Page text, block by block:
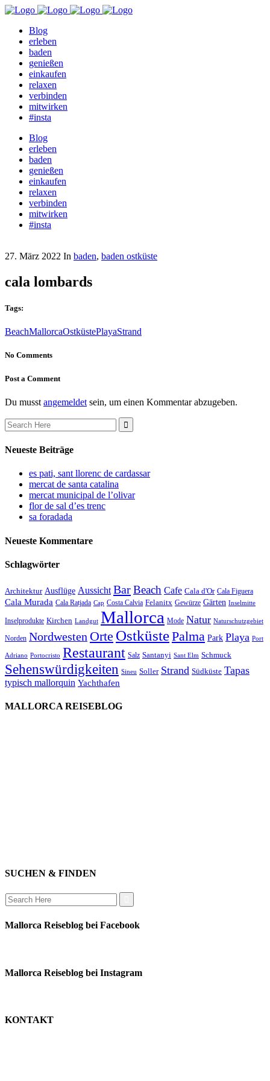
Blog
erleben
baden
genießen
einkaufen
relaxen
verbinden
mitwirken
#insta
Blog
erleben
baden
genießen
einkaufen
relaxen
verbinden
mitwirken
#insta
27. März 2022 In baden, baden ostküste
cala lombards
Tags:
BeachMallorcaOstküstePlayaStrand
No Comments
Post a Comment
Du musst angemeldet sein, um einen Kommentar abzugeben.
Search
for:
Neueste Beiträge
es pati, sant llorenc de cardassar
mercat de santa catalina
mercat municipal de l’olivar
flor de sal d’es trenc
sa foradada
Neueste Kommentare
Schlagwörter
Architektur Ausflüge Aussicht BarBeach Cafe Cala d'Or Cala Figuera
Cala Murada Cala Ratjada Cap Costa Calvia Felanitx Gewürze Gärten Inselmitte
Inselprodukte Kirchen Landgut Mallorca Mode Natur Naturschutzgebiet
Norden Nordwesten Orte OstküstePalma Park Playa Port
Adriano Portocristo Restaurant Salz Santanyi Sant Elm Schmuck
Sehenswürdigkeiten Sineu Soller Strand Südküste Tapas
typisch mallorquin Yachthafen
MALLORCA REISEBLOG
SUCHEN & FINDEN
Search
for:
Mallorca Reiseblog bei Facebook
Mallorca Reiseblog bei Instagram
KONTAKT